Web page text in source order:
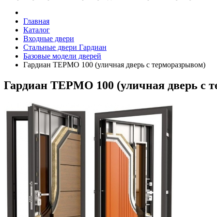
Главная
Каталог
Входные двери
Стальные двери Гардиан
Базовые модели дверей
Гардиан ТЕРМО 100 (уличная дверь с терморазрывом)
Гардиан ТЕРМО 100 (уличная дверь с